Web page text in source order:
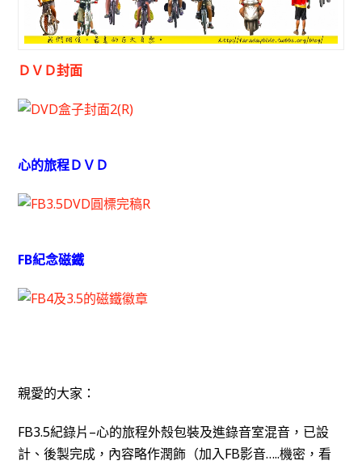
ＤＶＤ封面
心的旅程ＤＶＤ
FB紀念磁鐵
親愛的大家：
FB3.5紀錄片–心的旅程外殼包裝及進錄音室混音，已設
計、後製完成，內容略作潤飾（加入FB影音…..機密，看